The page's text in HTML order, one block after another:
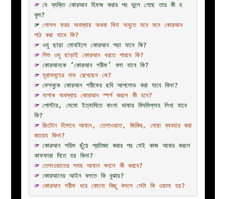
☞ যে ব্যক্তি কোরআন হিফজ করার পর ভুলে গেছে তার কী হ
কূম?
☞ গোসল ফরয অবস্থায় অথবা বিনা অযুতে মনে মনে কোরআন
পাঠ করা যাবে কি?
☞ ওযু ছাড়া মোবাইলে কোরআন পড়া যাবে কি?
☞ শিশু ওযু ছাড়াই কোরআন ধরতে পারবে কি?
☞ কোরআনকে ‘কোরআন শরীফ’ বলা যাবে কি?
☞ সূরাসমূহের নাম রেখেছেন কে?
☞ ফেসবুকে কোরআন শরীফের ছবি আপলোড করা যাবে কিনা?
☞ নাপাক অবস্থায় কোরআন স্পর্শ করলে কী হবে?
☞ পোস্টার, মেমো ইত্যাদিতে বাংলা ভাষায় বিসমিল্লাহ লিখা যাবে
কি?
☞ রিংটোন হিসাবে আযান, তেলাওয়াত, জিকির, দোয়া ব্যবহার করা
জায়েয কিনা?
☞ কোরআন শরিফ ছুঁয়ে প্রতিজ্ঞা করার পর সেই কাজ আবার করলে
কাফফারা দিতে হয় কিনা?
☞ তেলাওয়াতের সময় আযান শুনলে কী করবে?
☞ কোরআনের আইন বলতে কি বুঝায়?
☞ কোরআন শরীফ ধরে কোনো কিছু বললে সেটা কি ওয়াদা হয়?